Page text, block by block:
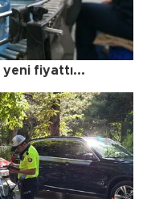
yeni fiyattı...